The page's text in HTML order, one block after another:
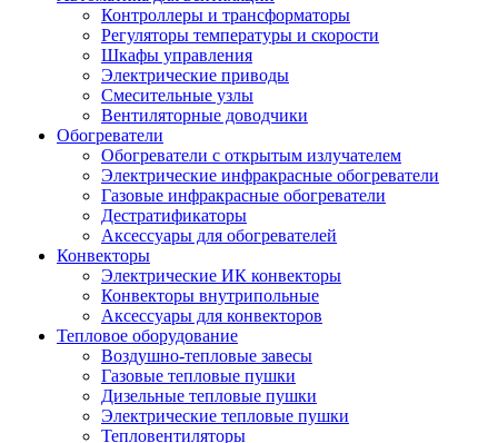
Контроллеры и трансформаторы
Регуляторы температуры и скорости
Шкафы управления
Электрические приводы
Смесительные узлы
Вентиляторные доводчики
Обогреватели
Обогреватели с открытым излучателем
Электрические инфракрасные обогреватели
Газовые инфракрасные обогреватели
Дестратификаторы
Аксессуары для обогревателей
Конвекторы
Электрические ИК конвекторы
Конвекторы внутрипольные
Аксессуары для конвекторов
Тепловое оборудование
Воздушно-тепловые завесы
Газовые тепловые пушки
Дизельные тепловые пушки
Электрические тепловые пушки
Тепловентиляторы